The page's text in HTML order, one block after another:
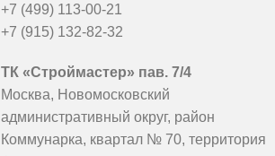
+7 (499) 113-00-21
+7 (915) 132-82-32
ТК «Строймастер» пав. 7/4
Москва, Новомосковский
административный округ, район
Коммунарка, квартал № 70, территория